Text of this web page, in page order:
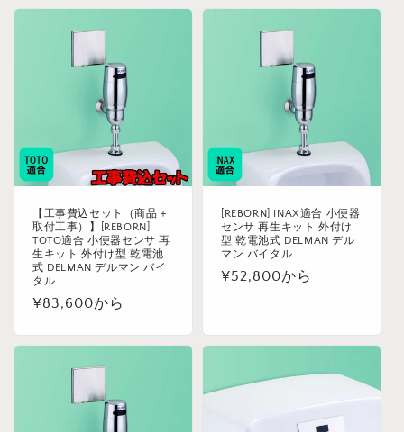
価
【工事費込セット（商品＋
取付工事）】[REBORN]
TOTO適合 小便器センサ 再
生キット 外付け型 乾電池
式 DELMAN デルマン バイ
タル
通
価
¥83,600から
[REBORN] INAX適合 小便器
センサ 再生キット 外付け
型 乾電池式 DELMAN デル
マン バイタル
通
¥52,800から